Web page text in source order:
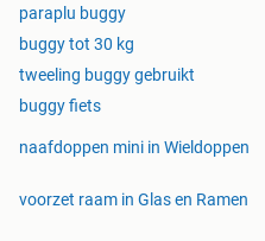
paraplu buggy
buggy tot 30 kg
tweeling buggy gebruikt
buggy fiets
naafdoppen mini in Wieldoppen
voorzet raam in Glas en Ramen